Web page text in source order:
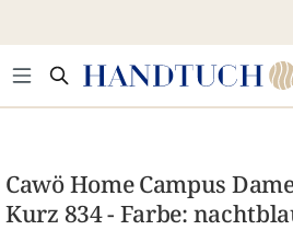
Cawö Home Campus
Kurz 834 - Farbe: